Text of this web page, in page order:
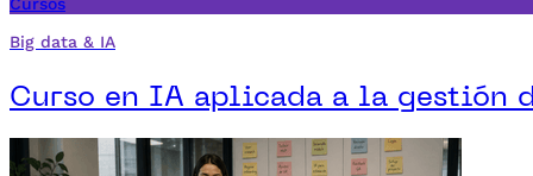
Cursos
Big data & IA
Curso en IA aplicada a la gestión